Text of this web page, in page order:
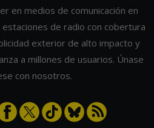
en medios de comunicación en
estaciones de radio con cobertura
exterior de alto impacto y
a millones de usuarios. Únase
con nosotros.